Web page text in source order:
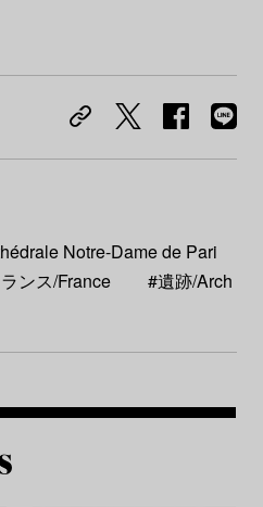
Notre-Dame de Pari
ンス/France
#遺跡/Arch